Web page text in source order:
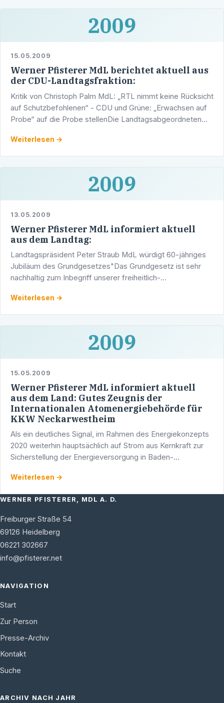
2009
15.05.2009
Werner Pfisterer MdL berichtet aktuell aus
der CDU-Landtagsfraktion:
Kritik von Christoph Palm MdL: „RTL nimmt keine Rücksicht
auf Schutzbefohlenen“ - CDU und Grüne: „Erwachsen auf
Probe“ auf die Probe stellenDie Landtagsabgeordneten
Weiterlesen →
2009
13.05.2009
Werner Pfisterer MdL informiert aktuell
aus dem Landtag:
Landtagspräsident Peter Straub MdL würdigt 60-jähriges
Jubiläum des Grundgesetzes"Das Grundgesetz ist sehr
nachhaltig zum Inbegriff unserer freiheitlich-
Weiterlesen →
2009
15.05.2009
Werner Pfisterer MdL informiert aktuell
aus dem Land: Gutes Zeugnis der
Internationalen Atomenergiebehörde für
KKW Neckarwestheim
Als ein deutliches Signal, im Rahmen des Energiekonzepts
2020 weiterhin hauptsächlich auf Strom aus Kernkraft zur
Sicherstellung der Energieversorgung in Baden-
Weiterlesen →
WERNER PFISTERER, MDL A. D.
Freiburger Straße 54
69126 Heidelberg
06221 302667
info@pfisterer.net
NAVIGATION
Start
Zur Person
Presse-Archiv
Kontakt
Suche
ARCHIV NACH JAHR